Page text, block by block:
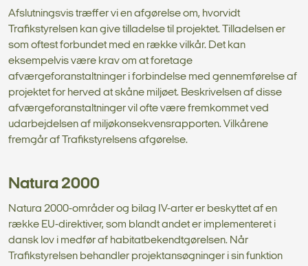
Afslutningsvis træffer vi en afgørelse om, hvorvidt
Trafikstyrelsen kan give tilladelse til projektet. Tilladelsen er
som oftest forbundet med en række vilkår. Det kan
eksempelvis være krav om at foretage
afværgeforanstaltninger i forbindelse med gennemførelse af
projektet for herved at skåne miljøet. Beskrivelsen af disse
afværgeforanstaltninger vil ofte være fremkommet ved
udarbejdelsen af miljøkonsekvensrapporten. Vilkårene
fremgår af Trafikstyrelsens afgørelse.
Natura 2000
Natura 2000-områder og bilag IV-arter er beskyttet af en
række EU-direktiver, som blandt andet er implementeret i
dansk lov i medfør af habitatbekendtgørelsen. Når
Trafikstyrelsen behandler projektansøgninger i sin funktion